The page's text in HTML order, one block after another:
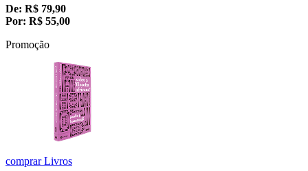
De: R$ 79,90
Por: R$ 55,00
Promoção
comprarLivros